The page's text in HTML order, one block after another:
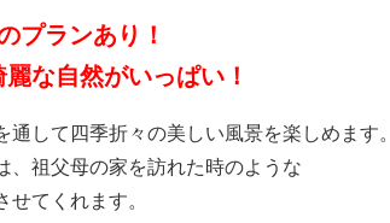
プランあり！
な自然がいっぱい！
して四季折々の美しい風景を楽しめます。
、祖父母の家を訪れた時のような
てくれます。